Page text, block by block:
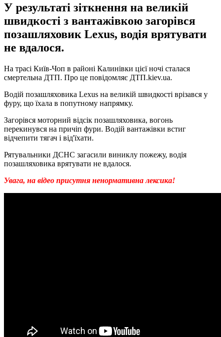
У результаті зіткнення на великій
швидкості з вантажівкою загорівся
позашляховик Lexus, водія врятувати
не вдалося.
На трасі Київ-Чоп в районі Калинівки цієї ночі сталася
смертельна ДТП. Про це повідомляє ДТП.kiev.ua.
Водій позашляховика Lexus на великій швидкості врізався у
фуру, що їхала в попутному напрямку.
Загорівся моторний відсік позашляховика, вогонь
перекинувся на причіп фури. Водій вантажівки встиг
відчепити тягач і від'їхати.
Рятувальники ДСНС загасили виниклу пожежу, водія
позашляховика врятувати не вдалося.
Увага, на відео присутня ненормативна лексика!